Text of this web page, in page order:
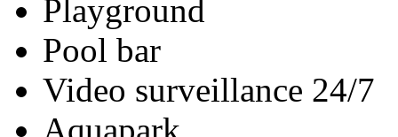
Playground
Pool bar
Video surveillance 24/7